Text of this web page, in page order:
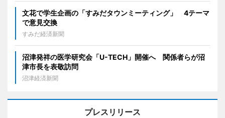
文花で学生企画の「すみだタウンミーティング」 4テーマ
で意見交換
すみだ経済新聞
沼津発祥の医学研究会「U-TECH」開催へ 関係者らが沼
津市長を表敬訪問
沼津経済新聞
プレスリリース